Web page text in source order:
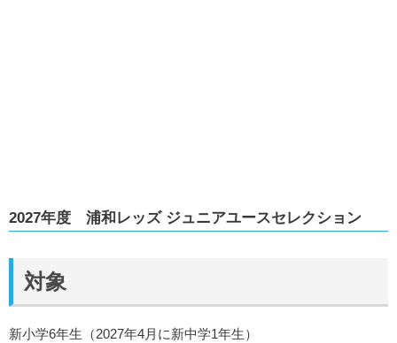
2027年度 浦和レッズ ジュニアユースセレクション
対象
新小学6年生（2027年4月に新中学1年生）